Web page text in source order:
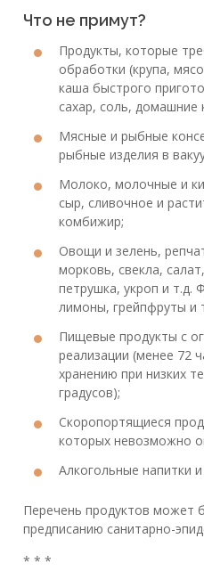
Что не примут?
Продукты, которые
обработки (крупа,
каша быстрого
сахар, соль, домашние
Мясные и рыбные
рыбные изделия в
Молоко, молочные и
сыр, сливочное и
комбижир;
Овощи и зелень,
морковь, свекла,
петрушка, укроп и т.д.
лимоны, грейпфруты и
Пищевые продукты с
реализации (менее 72
хранению при низких
градусов);
Скоропортящиеся
которых невозможно
Алкогольные напитки
Перечень продуктов может
предписанию санитарно-
* * *